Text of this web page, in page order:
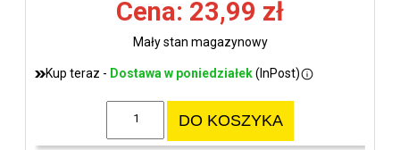
Cena: 23,99 zł
Mały stan magazynowy
Kup teraz - Dostawa w poniedziałek(InPost)
DO KOSZYKA